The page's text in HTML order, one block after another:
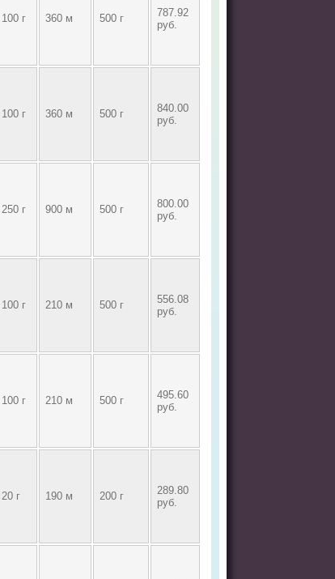
100 г 360 м 500 г
787.92
руб.
100 г 360 м 500 г
840.00
руб.
250 г 900 м 500 г
800.00
руб.
100 г 210 м 500 г
556.08
руб.
100 г 210 м 500 г
495.60
руб.
20 г 190 м 200 г
289.80
руб.